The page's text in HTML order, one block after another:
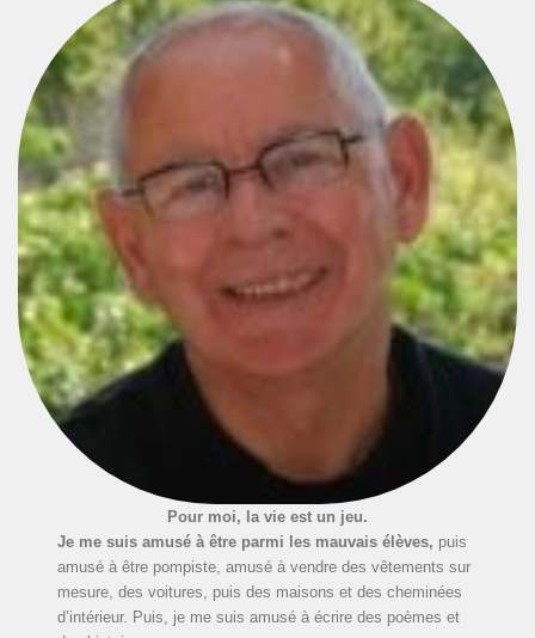
Pour moi, la vie est un jeu.
Je me suis amusé à être parmi les mauvais élèves, puis
amusé à être pompiste, amusé à vendre des vêtements sur
mesure, des voitures, puis des maisons et des cheminées
d’intérieur. Puis, je me suis amusé à écrire des poèmes et